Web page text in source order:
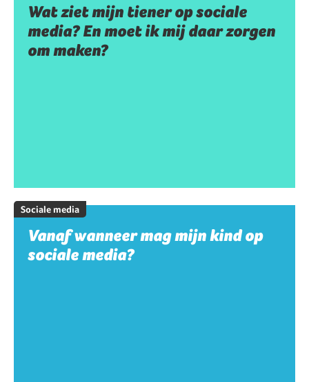
Wat ziet mijn tiener op sociale
media? En moet ik mij daar zorgen
om maken?
Sociale media
Vanaf wanneer mag mijn kind op
sociale media?